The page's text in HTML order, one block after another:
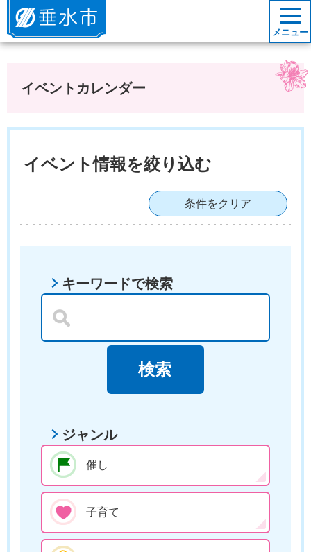
垂水市
メニュー
イベントカレンダー
イベント情報を絞り込む
条件をクリア
キーワードで検索
ジャンル
催し
子育て